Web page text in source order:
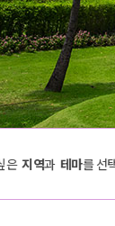
싶은지역과테마를